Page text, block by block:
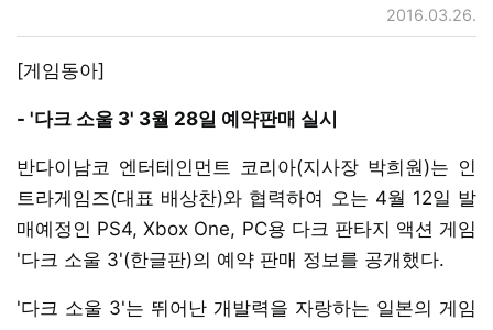
2016.03.26.
[게임동아]
- '다크 소울 3' 3월 28일 예약판매 실시
반다이남코 엔터테인먼트 코리아(지사장 박희원)는 인
트라게임즈(대표 배상찬)와 협력하여 오는 4월 12일 발
매예정인 PS4, Xbox One, PC용 다크 판타지 액션 게임
'다크 소울 3'(한글판)의 예약 판매 정보를 공개했다.
'다크 소울 3'는 뛰어난 개발력을 자랑하는 일본의 게임